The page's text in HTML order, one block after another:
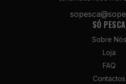
SÓ PESCA
Sobre Nós
Loja
FAQ
Contactos